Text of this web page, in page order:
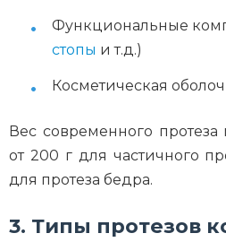
Функциональные
стопы и т.д.)
Косметическая
Вес современного протеза
от 200 г для частичного
для протеза бедра.
3. Типы протезов